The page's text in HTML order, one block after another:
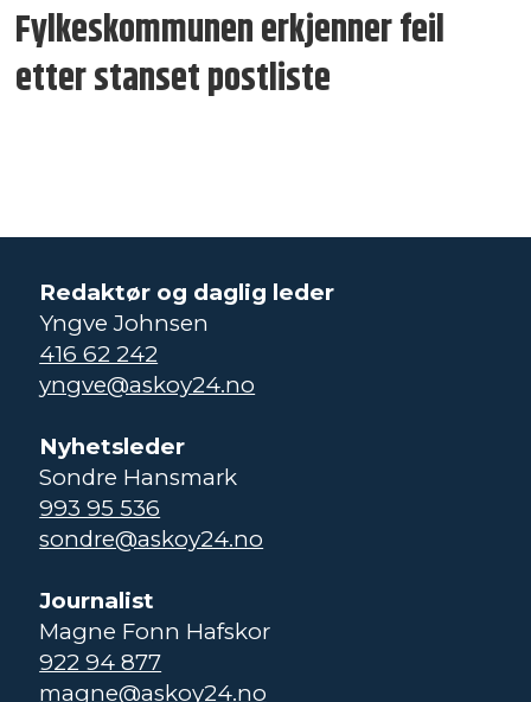
Fylkeskommunen erkjenner feil
etter stanset postliste
Redaktør og daglig leder
Yngve Johnsen
416 62 242
yngve@askoy24.no
Nyhetsleder
Sondre Hansmark
993 95 536
sondre@askoy24.no
Journalist
Magne Fonn Hafskor
922 94 877
magne@askoy24.no